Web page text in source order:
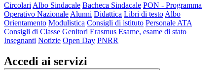
Circolari Albo Sindacale Bacheca Sindacale PON - Programma
Operativo Nazionale Alunni Didattica Libri di testo Albo
Orientamento Modulistica Consigli di istituto Personale ATA
Consigli di Classe Genitori Erasmus Esame, esame di stato
Insegnanti Notizie Open Day PNRR
Accedi ai servizi